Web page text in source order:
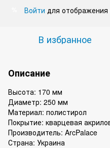
Войти для отображения
В избранное
Описание
Высота: 170 мм
Диаметр: 250 мм
Материал: полистирол
Покрытие: кварцевая
Производитель: ArcPalace
Страна: Украина